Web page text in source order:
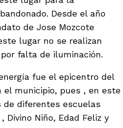
Desde el año
de Jose Mozcote
lugar no se realizan
falta de iluminación.
fue el epicentro del
municipio, pues , en este
diferentes escuelas
Divino Niño, Edad Feliz y